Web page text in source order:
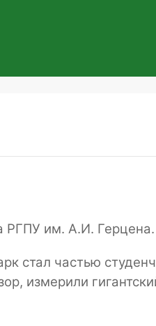
РГПУ им. А.И. Герцена.
стал частью
измерили